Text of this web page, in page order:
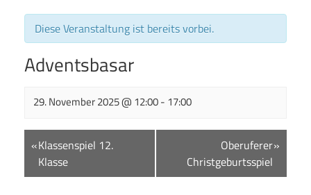
Diese Veranstaltung ist bereits vorbei.
Adventsbasar
29. November 2025 @ 12:00- 17:00
Veranstaltungsnavigation
«Klassenspiel 12.
Klasse
Oberuferer
Christgeburtsspiel
»